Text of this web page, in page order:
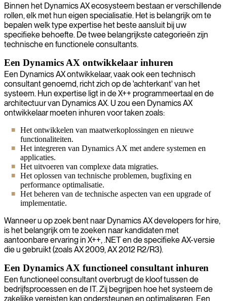
Binnen het Dynamics AX ecosysteem bestaan er verschillende
rollen, elk met hun eigen specialisatie. Het is belangrijk om te
bepalen welk type expertise het beste aansluit bij uw
specifieke behoefte. De twee belangrijkste categorieën zijn
technische en functionele consultants.
Een Dynamics AX ontwikkelaar inhuren
Een Dynamics AX ontwikkelaar, vaak ook een technisch
consultant genoemd, richt zich op de 'achterkant' van het
systeem. Hun expertise ligt in de X++ programmeertaal en de
architectuur van Dynamics AX. U zou een Dynamics AX
ontwikkelaar moeten inhuren voor taken zoals:
Het ontwikkelen van maatwerkoplossingen en nieuwe
functionaliteiten.
Het integreren van Dynamics AX met andere systemen en
applicaties.
Het uitvoeren van complexe data migraties.
Het oplossen van technische problemen, bugfixing en
performance optimalisatie.
Het beheren van de technische aspecten van een upgrade of
implementatie.
Wanneer u op zoek bent naar Dynamics AX developers for hire,
is het belangrijk om te zoeken naar kandidaten met
aantoonbare ervaring in X++, .NET en de specifieke AX-versie
die u gebruikt (zoals AX 2009, AX 2012 R2/R3).
Een Dynamics AX functioneel consultant inhuren
Een functioneel consultant overbrugt de kloof tussen de
bedrijfsprocessen en de IT. Zij begrijpen hoe het systeem de
zakelijke vereisten kan ondersteunen en optimaliseren. Een